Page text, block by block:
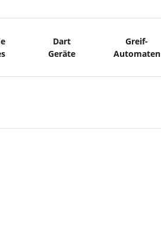
Dart
Geräte
Greif-
Automaten